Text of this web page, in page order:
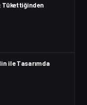
Tükettiğinden
ile Tasarımda